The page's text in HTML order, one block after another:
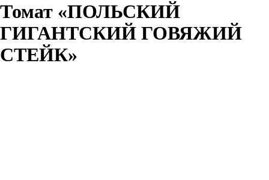
Томат «ПОЛЬСКИЙ
ГИГАНТСКИЙ ГОВЯЖИЙ
СТЕЙК»